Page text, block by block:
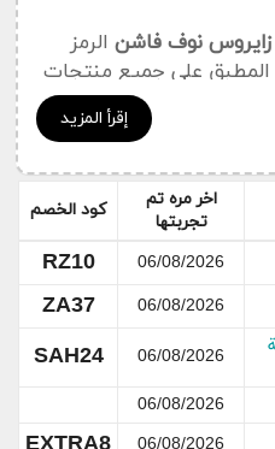
إقرأ المزيد
نوف فاشن الرمز
(SAH) أو رمز خصم Zyros المطبق على جميع منتجات
للغاية وخصومات
الذين يسعون إلى التميز
يكونوا على دراية بمتجر Zyros. اختيارهم للحقائب ،
من الرجال والنساء ينضح
يقدم موقع زايروس Zyros الإلكتروني مجموعة رائعة
من ذلك بكثير لتلبية
تطبيقكود خصم
الدفع ، يمكنك
اخر مره تم
تجربتها
كود الخصم
06/08/2026
RZ10
06/08/2026
ZA37
06/08/2026
SAH24
06/08/2026
06/08/2026